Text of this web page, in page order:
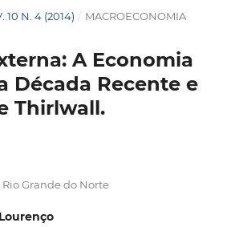
10 N. 4 (2014) / MACROECONOMIA
A Economia
Década Recente e
Thirlwall.
Grande do Norte